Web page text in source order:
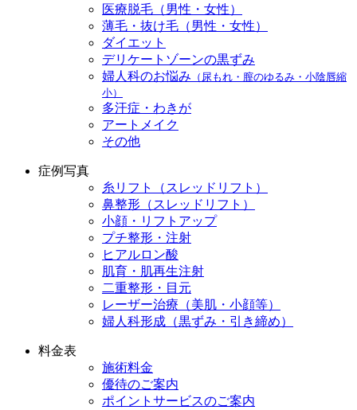
医療脱毛（男性・女性）
薄毛・抜け毛（男性・女性）
ダイエット
デリケートゾーンの黒ずみ
婦人科のお悩み （尿もれ・膣のゆるみ・小陰唇縮
小）
多汗症・わきが
アートメイク
その他
症例写真
糸リフト（スレッドリフト）
鼻整形（スレッドリフト）
小顔・リフトアップ
プチ整形・注射
ヒアルロン酸
肌育・肌再生注射
二重整形・目元
レーザー治療（美肌・小顔等）
婦人科形成（黒ずみ・引き締め）
料金表
施術料金
優待のご案内
ポイントサービスのご案内